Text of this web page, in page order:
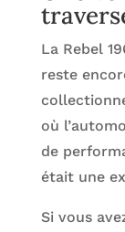
La Rebel
reste
où
de
était une
Si vous